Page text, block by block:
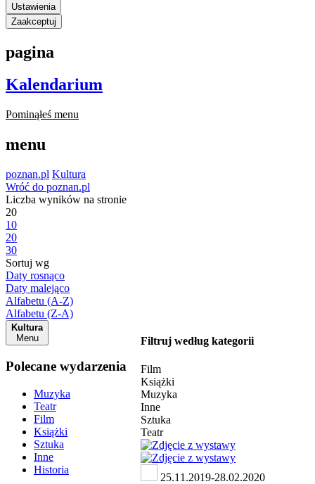
Ustawienia
Zaakceptuj
pagina
Kalendarium
Pominąłeś menu
menu
poznan.pl Kultura
Wróć do poznan.pl
Liczba wyników na stronie
20
10
20
30
Sortuj wg
Daty rosnąco
Daty malejąco
Alfabetu (A-Z)
Alfabetu (Z-A)
Kultura
Menu
Polecane wydarzenia
Muzyka
Teatr
Film
Książki
Sztuka
Inne
Historia
Filtruj według kategorii
Film
Książki
Muzyka
Inne
Sztuka
Teatr
25.11.2019-28.02.2020